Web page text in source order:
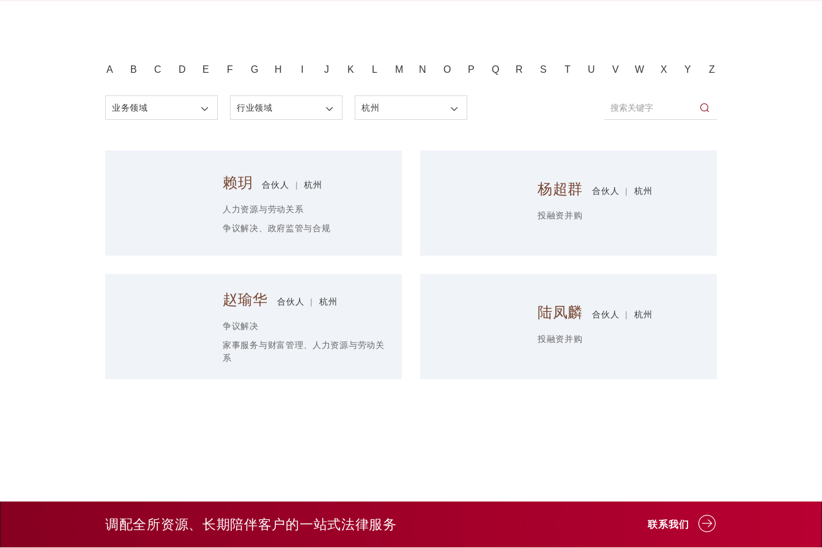
A B C D E F G H J K L M N O P Q R S T U V W X Y Z
业务领域 行业领域 杭州
赖玥 合伙人 | 杭州
人力资源与劳动关系
争议解决
政府监管与合规
杨超群 合伙人 | 杭州
投融资并购
赵瑜华 合伙人 | 杭州
争议解决
家事服务与财富管理
人力资源与劳动关
系
陆凤麟 合伙人 | 杭州
投融资并购
调配全所资源、长期陪伴客户的一站式法律服务 联系我们